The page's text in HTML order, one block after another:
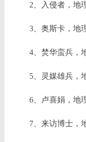
2、入侵者，地
3、奥斯卡，地
4、焚华蛮兵，
5、灵媒雄兵，
6、卢喜娟，地
7、来访博士，